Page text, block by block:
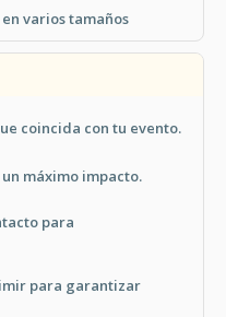
varios tamaños
coincida con tu evento.
máximo impacto.
para
para garantizar